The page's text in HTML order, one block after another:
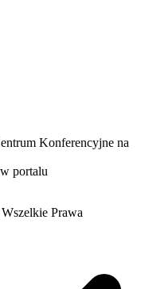
Wszelkie Prawa